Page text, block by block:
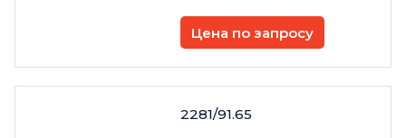
Цена по запросу
2281/91.65